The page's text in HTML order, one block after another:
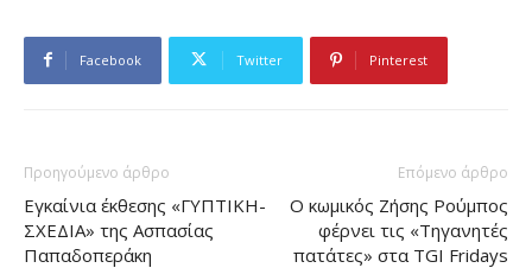
Facebook Twitter Pinterest
Προηγούμενο άρθρο
Εγκαίνια έκθεσης «ΓΥΠΤΙΚΗ-
ΣΧΕΔΙΑ» της Ασπασίας
Παπαδοπεράκη
Επόμενο άρθρο
Ο κωμικός Ζήσης Ρούμπος
φέρνει τις «Τηγανητές
πατάτες» στα TGI Fridays